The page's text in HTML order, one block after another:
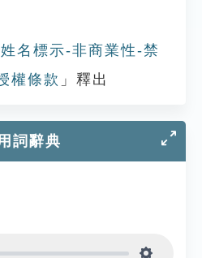
名標示-非商業性-禁
權條款 」釋出
詞辭典